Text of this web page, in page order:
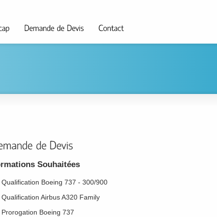
Souhaitées
Qualification Boeing 737 - 300/900
Qualification Airbus A320 Family
Prorogation Boeing 737